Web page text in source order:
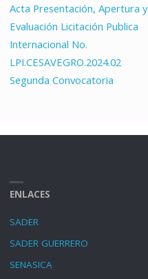
Acta Presentación, Apertura y
Evaluación Licitación Publica
Internacional No.
LPI.CESAVEGRO.2024.02
Segunda Convocatoria
ENLACES
SADER
SADER GUERRERO
SENASICA